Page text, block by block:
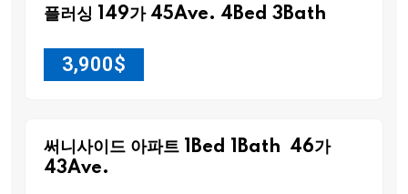
플러싱 149가 45Ave. 4Bed 3Bath
3,900$
써니사이드 아파트 1Bed 1Bath 46가
43Ave.